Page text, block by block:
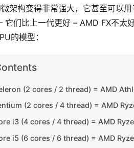
架构变得非常强大，它甚至可以
们比上一代更好 – AMD FX不太好
的模型：
(2 cores / 2 thread) = AMD
(2 cores / 4 thread) = AMD
i3 (4 cores / 4 thread) = AMD
i5 (6 cores / 6 thread) = AMD